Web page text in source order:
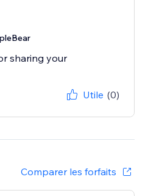
sharing your
Utile (0)
Comparer les forfaits